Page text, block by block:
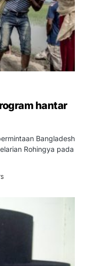
hantar
Bangladesh
Rohingya pada